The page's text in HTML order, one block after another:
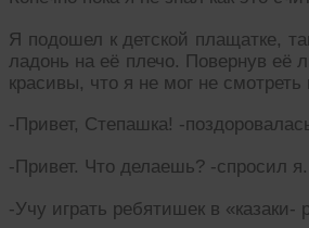
Я подошел к детской плащатке,
ладонь на её плечо. Повернув её
красивы, что я не мог не смотреть
-Привет, Степашка! -
-Привет. Что делаешь? -спросил я.
-Учу играть ребятишек в